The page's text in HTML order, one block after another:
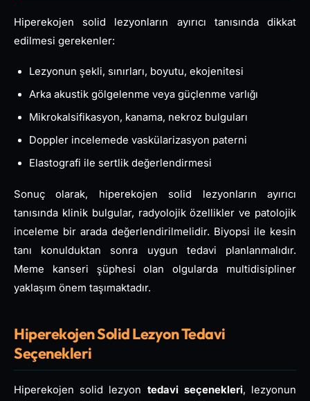
Hiperekojen solid lezyonların ayırıcı tanısında dikkat
edilmesi gerekenler:
Lezyonun şekli, sınırları, boyutu, ekojenitesi
Arka akustik gölgelenme veya güçlenme varlığı
Mikrokalsifikasyon, kanama, nekroz bulguları
Doppler incelemede vaskülarizasyon paterni
Elastografi ile sertlik değerlendirmesi
Sonuç olarak, hiperekojen solid lezyonların ayırıcı
tanısında klinik bulgular, radyolojik özellikler ve patolojik
inceleme bir arada değerlendirilmelidir. Biyopsi ile kesin
tanı konulduktan sonra uygun tedavi planlanmalıdır.
Meme kanseri şüphesi olan olgularda multidisipliner
yaklaşım önem taşımaktadır.
Hiperekojen Solid Lezyon Tedavi
Seçenekleri
Hiperekojen solid lezyon tedavi seçenekleri, lezyonun